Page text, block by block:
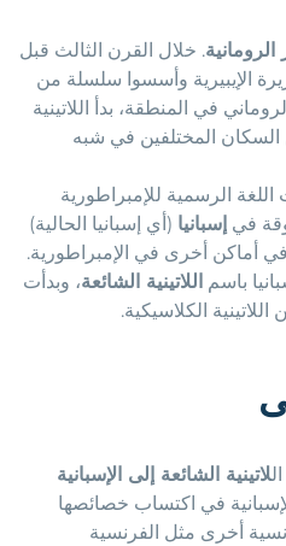
. خلال القرن الثالث قبل
الإيبيرية وأسسوا سلسلة من
في المنطقة، بدأ اللاتينية
المختلفين في شبه
الرسمية للإمبراطورية
في إسبانيا(أي إسبانيا الحالية)
أماكن أخرى في الإمبراطورية.
باسم اللاتينية الشائعة، وبدأت
الكلاسيكية.
لاتينية الشائعة إلى الإسبانية
في اكتساب خصائصها
أخرى مثل الفرنسية